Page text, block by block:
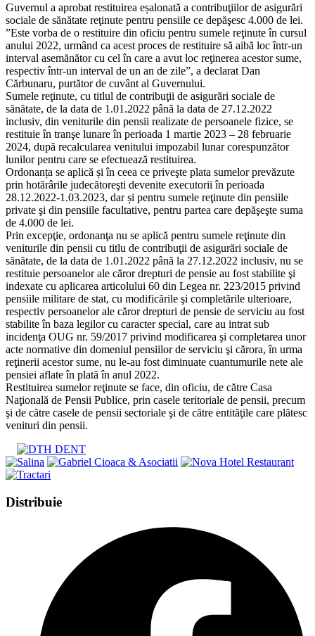
Guvernul a aprobat restituirea eșalonată a contribuţiilor de asigurări
sociale de sănătate reţinute pentru pensiile ce depăşesc 4.000 de lei.
”Este vorba de o restituire din oficiu pentru sumele reţinute în cursul
anului 2022, urmând ca acest proces de restituire să aibă loc într-un
interval asemănător cu cel în care a avut loc reţinerea acestor sume,
respectiv într-un interval de un an de zile”, a declarat Dan
Cărbunaru, purtător de cuvânt al Guvernului.
Sumele reţinute, cu titlul de contribuţii de asigurări sociale de
sănătate, de la data de 1.01.2022 până la data de 27.12.2022
inclusiv, din veniturile din pensii realizate de persoanele fizice, se
restituie în tranşe lunare în perioada 1 martie 2023 – 28 februarie
2024, după recalcularea venitului impozabil lunar corespunzător
lunilor pentru care se efectuează restituirea.
Ordonanța se aplică și în ceea ce priveşte plata sumelor prevăzute
prin hotărârile judecătoreşti devenite executorii în perioada
28.12.2022-1.03.2023, dar și pentru sumele reţinute din pensiile
private şi din pensiile facultative, pentru partea care depăşeşte suma
de 4.000 de lei.
Prin excepţie, ordonanţa nu se aplică pentru sumele reţinute din
veniturile din pensii cu titlu de contribuţii de asigurări sociale de
sănătate, de la data de 1.01.2022 până la 27.12.2022 inclusiv, nu se
restituie persoanelor ale căror drepturi de pensie au fost stabilite şi
indexate cu aplicarea articolului 60 din Legea nr. 223/2015 privind
pensiile militare de stat, cu modificările şi completările ulterioare,
respectiv persoanelor ale căror drepturi de pensie de serviciu au fost
stabilite în baza legilor cu caracter special, care au intrat sub
incidenţa OUG nr. 59/2017 privind modificarea şi completarea unor
acte normative din domeniul pensiilor de serviciu şi cărora, în urma
reţinerii acestor sume, nu le-au fost diminuate cuantumurile nete ale
pensiei aflate în plată în anul 2022.
Restituirea sumelor reţinute se face, din oficiu, de către Casa
Naţională de Pensii Publice, prin casele teritoriale de pensii, precum
şi de către casele de pensii sectoriale şi de către entităţile care plătesc
venituri din pensii.
DistribuieShare
window